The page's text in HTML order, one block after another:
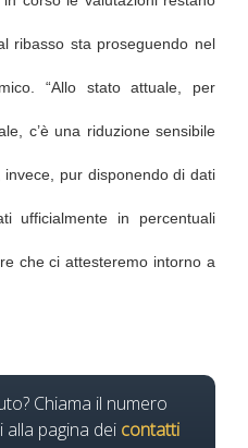
ribasso sta proseguendo nel
“Allo stato attuale, per
c’è una riduzione sensibile
pur disponendo di dati
ufficialmente in percentuali
che ci attesteremo intorno a
Chiama il numero
alla pagina dei contatti